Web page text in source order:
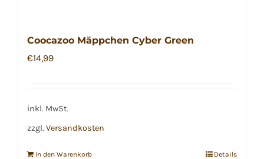
Coocazoo Mäppchen Cyber Green
€14,99
inkl. MwSt.
zzgl. Versandkosten
In den Warenkorb Details